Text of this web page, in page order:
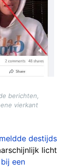
berichten,
vierkant
meldde destijds
licht
een